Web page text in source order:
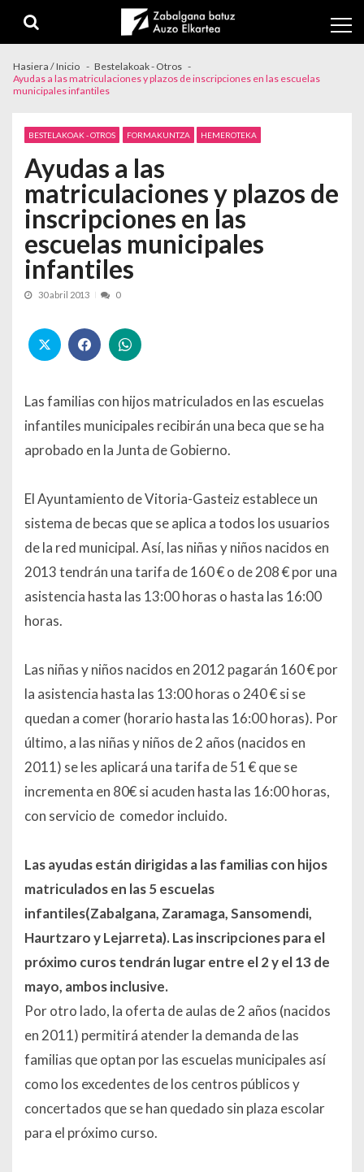
Hasiera / Inicio
Bestelakoak - Otros
Ayudas a las matriculaciones y plazos de inscripciones en las escuelas
municipales infantiles
BESTELAKOAK - OTROS FORMAKUNTZA HEMEROTEKA
Ayudas a las
matriculaciones y plazos de
inscripciones en las
escuelas municipales
infantiles
30 abril 2013 0
Las familias con hijos matriculados en las escuelas
infantiles municipales recibirán una beca que se ha
aprobado en la Junta de Gobierno.
El Ayuntamiento de Vitoria-Gasteiz establece un
sistema de becas que se aplica a todos los usuarios
de la red municipal. Así, las niñas y niños nacidos en
2013 tendrán una tarifa de 160 € o de 208 € por una
asistencia hasta las 13:00 horas o hasta las 16:00
horas.
Las niñas y niños nacidos en 2012 pagarán 160 € por
la asistencia hasta las 13:00 horas o 240 € si se
quedan a comer (horario hasta las 16:00 horas). Por
último, a las niñas y niños de 2 años (nacidos en
2011) se les aplicará una tarifa de 51 € que se
incrementa en 80€ si acuden hasta las 16:00 horas,
con servicio de comedor incluido.
Las ayudas están dirigidas a las familias con hijos
matriculados en las 5 escuelas
infantiles(Zabalgana, Zaramaga, Sansomendi,
Haurtzaro y Lejarreta). Las inscripciones para el
próximo curos tendrán lugar entre el 2 y el 13 de
mayo, ambos inclusive.
Por otro lado, la oferta de aulas de 2 años (nacidos
en 2011) permitirá atender la demanda de las
familias que optan por las escuelas municipales así
como los excedentes de los centros públicos y
concertados que se han quedado sin plaza escolar
para el próximo curso.